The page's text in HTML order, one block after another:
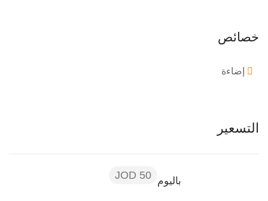
خصائص
إضاءة
التسعير
باليوم 50 JOD